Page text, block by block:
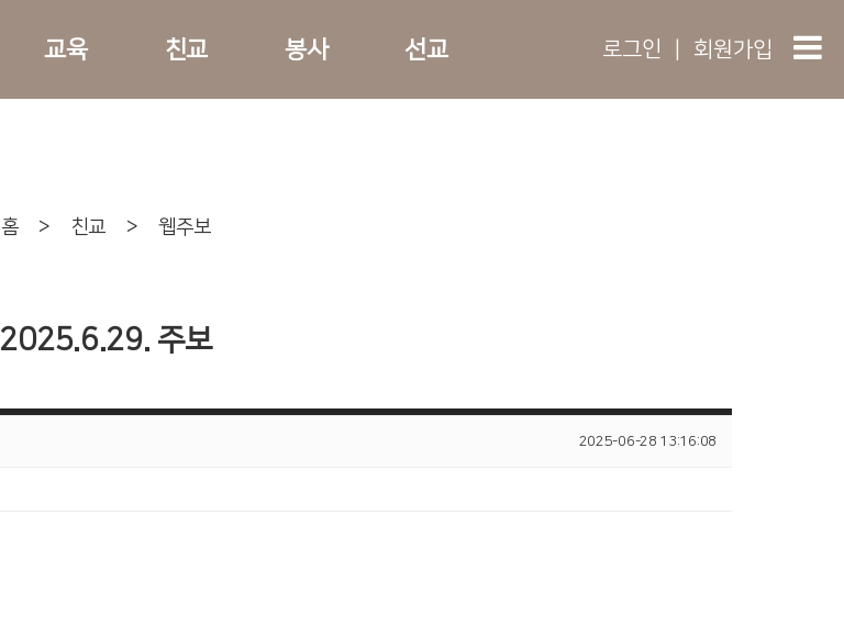
교육 친교 봉사 선교 로그인 회원가입
홈 > 친교 > 웹주보
2025.6.29. 주보
2025-06-28 13:16:08